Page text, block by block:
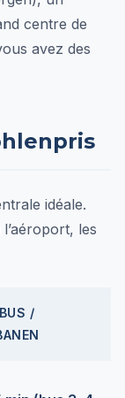
centre de
avez des
idéale.
les
/